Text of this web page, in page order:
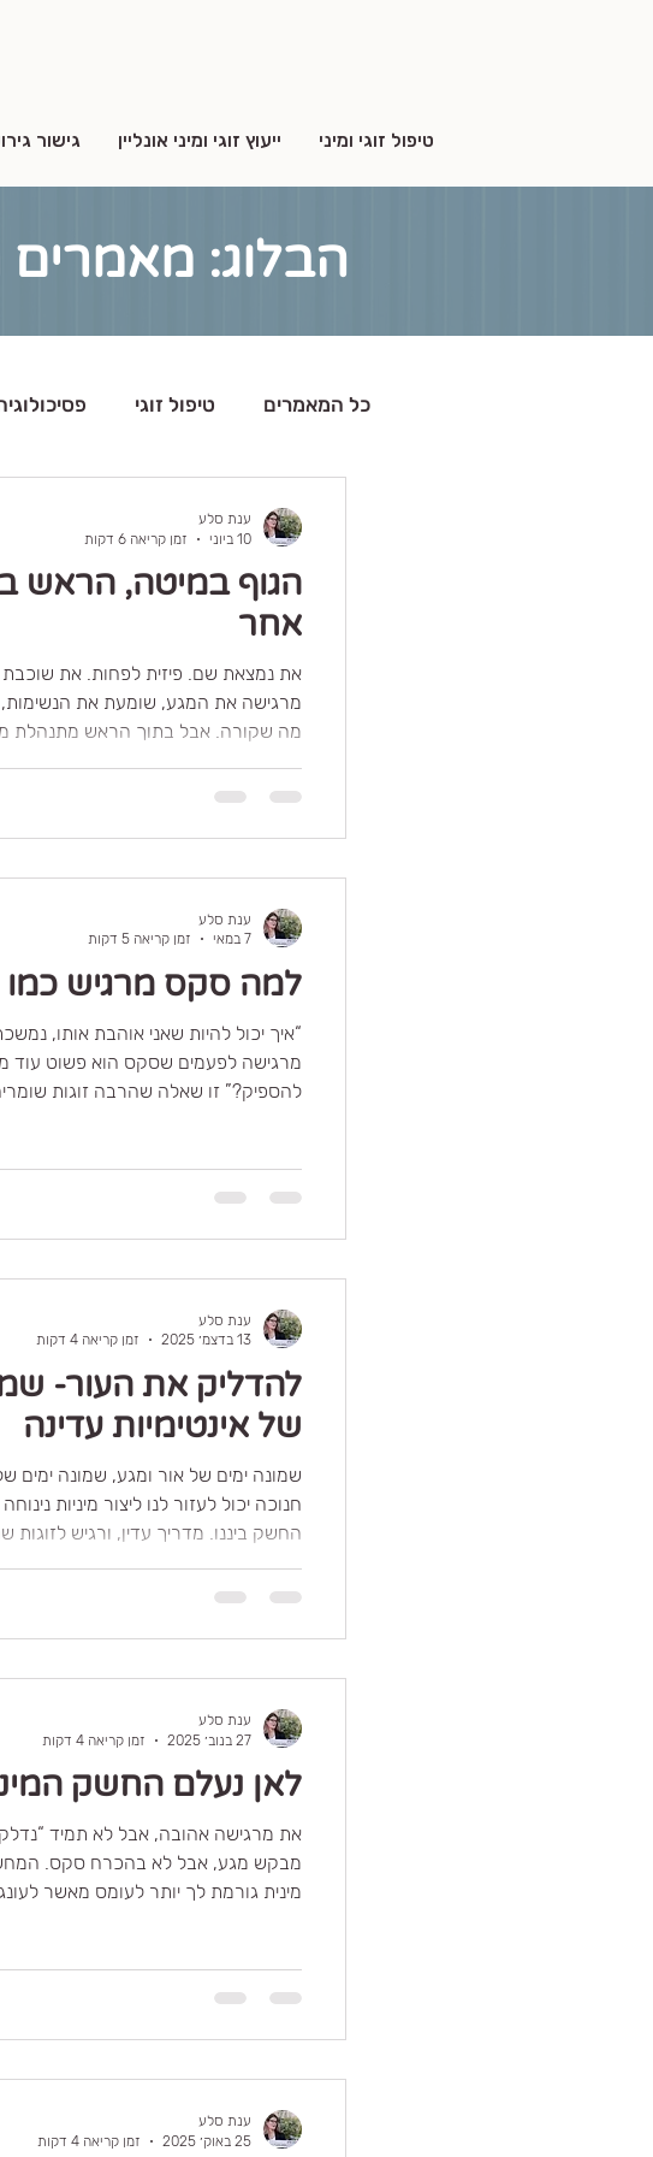
טיפול זוגי ומיני ייעוץ זוגי ומיני אונליין גישור
הבלוג: מאמרים
כל המאמרים טיפול זוגי
הגוף במיטה, הראש
אחר
את נמצאת שם. פיזית לפחות. את שוכבת
מרגישה את המגע, שומעת את
מה שקורה. אבל בתוך הראש מתנהלת
חוות את המיניות שלהן דרך עיניים
מתוך הגוף. הן עסוקות באיך הן נראות,
האם הן מספיק משוחררות, והאם הן
שלא נשאר מספיק מקום פשוט להיות.
ענת סלע
10 ביוני
זמן קריאה 6 דקות
למה סקס מרגיש
“איך יכול להיות שאני אוהבת אותו, נמשכת
מרגישה לפעמים שסקס הוא פשוט עוד
להספיק?” זו שאלה שהרבה זוגות
מתחיל לייצר לחץ? למה יוזמה הופכת
זוגות טובים ואוהבים מוצאים את
שפעם היה טבעי ביניהם? בבלוג הזה
ענת סלע
7 במאי
זמן קריאה 5 דקות
להדליק את העור-
של אינטימיות עדינה
שמונה ימים של אור ומגע, שמונה ימים
חנוכה יכול לעזור לנו ליצור מיניות
החשק ביננו. מדריך עדין, ורגיש לזוגות
את המישחקיות בינהם
ענת סלע
13 בדצמ׳ 2025
זמן קריאה 4 דקות
לאן נעלם החשק
את מרגישה אהובה, אבל לא תמיד
מבקש מגע, אבל לא בהכרח סקס.
מינית גורמת לך יותר לעומס מאשר
מהנהנת בלב, זה לא כי יש בך משהו לא
סיפור עדין שמבקש
ענת סלע
27 בנוב׳ 2025
זמן קריאה 4 דקות
ענת סלע
25 באוק׳ 2025
זמן קריאה 4 דקות